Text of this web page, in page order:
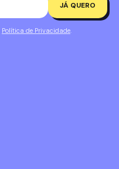
JÁ QUERO
Política de Privacidade.